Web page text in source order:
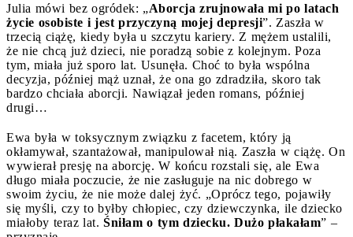
Julia mówi bez ogródek: „Aborcja zrujnowała mi po latach
życie osobiste i jest przyczyną mojej depresji”. Zaszła w
trzecią ciążę, kiedy była u szczytu kariery. Z mężem ustalili,
że nie chcą już dzieci, nie poradzą sobie z kolejnym. Poza
tym, miała już sporo lat. Usunęła. Choć to była wspólna
decyzja, później mąż uznał, że ona go zdradziła, skoro tak
bardzo chciała aborcji. Nawiązał jeden romans, później
drugi…
Ewa była w toksycznym związku z facetem, który ją
okłamywał, szantażował, manipulował nią. Zaszła w ciążę. On
wywierał presję na aborcję. W końcu rozstali się, ale Ewa
długo miała poczucie, że nie zasługuje na nic dobrego w
swoim życiu, że nie może dalej żyć. „Oprócz tego, pojawiły
się myśli, czy to byłby chłopiec, czy dziewczynka, ile dziecko
miałoby teraz lat. Śniłam o tym dziecku. Dużo płakałam” –